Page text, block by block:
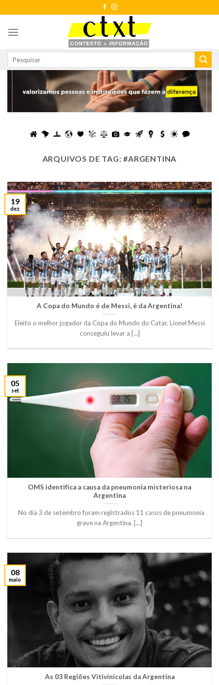
to
content
ARQUIVOS DE TAG:#ARGENTINA
A Copa do Mundo é de Messi, é da Argentina!
Eleito o melhor jogador da Copa do Mundo do Catar, Lionel Messi
conseguiu levar a [...]
19
dez
OMS identifica a causa da pneumonia misteriosa na
Argentina
No dia 3 de setembro foram registrados 11 casos de pneumonia
grave na Argentina. [...]
05
set
As 03 Regiões Vitivinícolas da Argentina
08
maio